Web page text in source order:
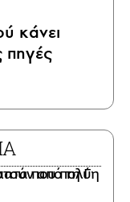
κάνει
πηγές